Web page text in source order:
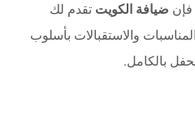
فإن ضيافة الكويت تقدم لك
والاستقبالات بأسلوب
بالكامل.